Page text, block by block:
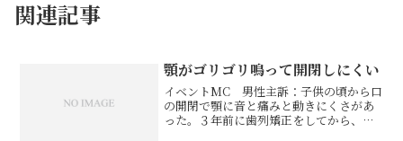
関連記事
顎がゴリゴリ鳴って開閉しにくい
イベントMC 男性主訴：子供の頃から口
の開閉で顎に音と痛みと動きにくさがあ
った。３年前に歯列矯正をしてから、口